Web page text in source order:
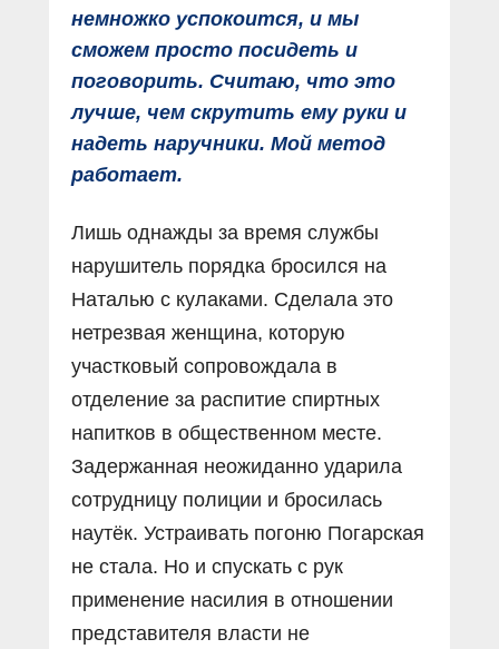
немножко успокоится, и мы
сможем просто посидеть и
поговорить. Считаю, что это
лучше, чем скрутить ему руки и
надеть наручники. Мой метод
работает.
Лишь однажды за время службы
нарушитель порядка бросился на
Наталью с кулаками. Сделала это
нетрезвая женщина, которую
участковый сопровождала в
отделение за распитие спиртных
напитков в общественном месте.
Задержанная неожиданно ударила
сотрудницу полиции и бросилась
наутёк. Устраивать погоню Погарская
не стала. Но и спускать с рук
применение насилия в отношении
представителя власти не